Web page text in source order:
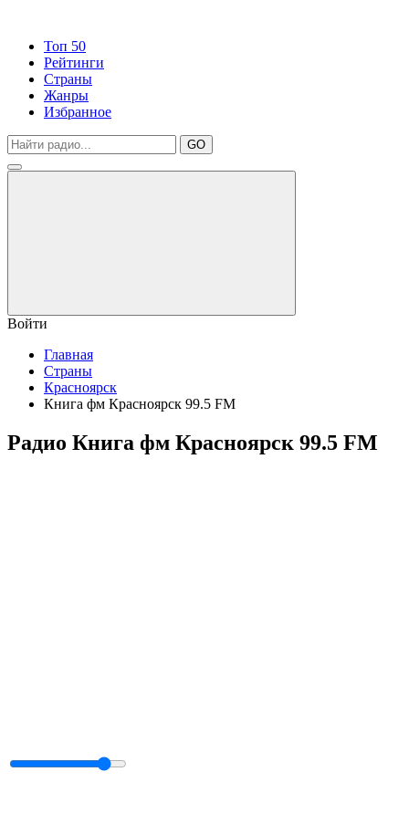
Топ 50
Рейтинги
Страны
Жанры
Избранное
GO
Войти
Главная
Страны
Красноярск
Книга фм Красноярск 99.5 FM
Радио Книга фм Красноярск 99.5 FM